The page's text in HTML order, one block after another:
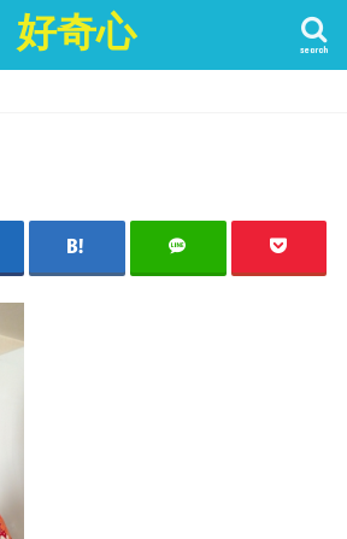
好奇心 search